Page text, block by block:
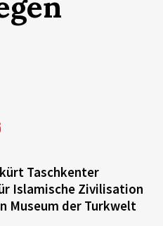
kürt Taschkenter
Islamische Zivilisation
Museum der Turkwelt